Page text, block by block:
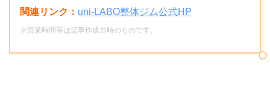
関連リンク： uni-LABO整体ジム公式HP
※営業時間等は記事作成当時のものです。